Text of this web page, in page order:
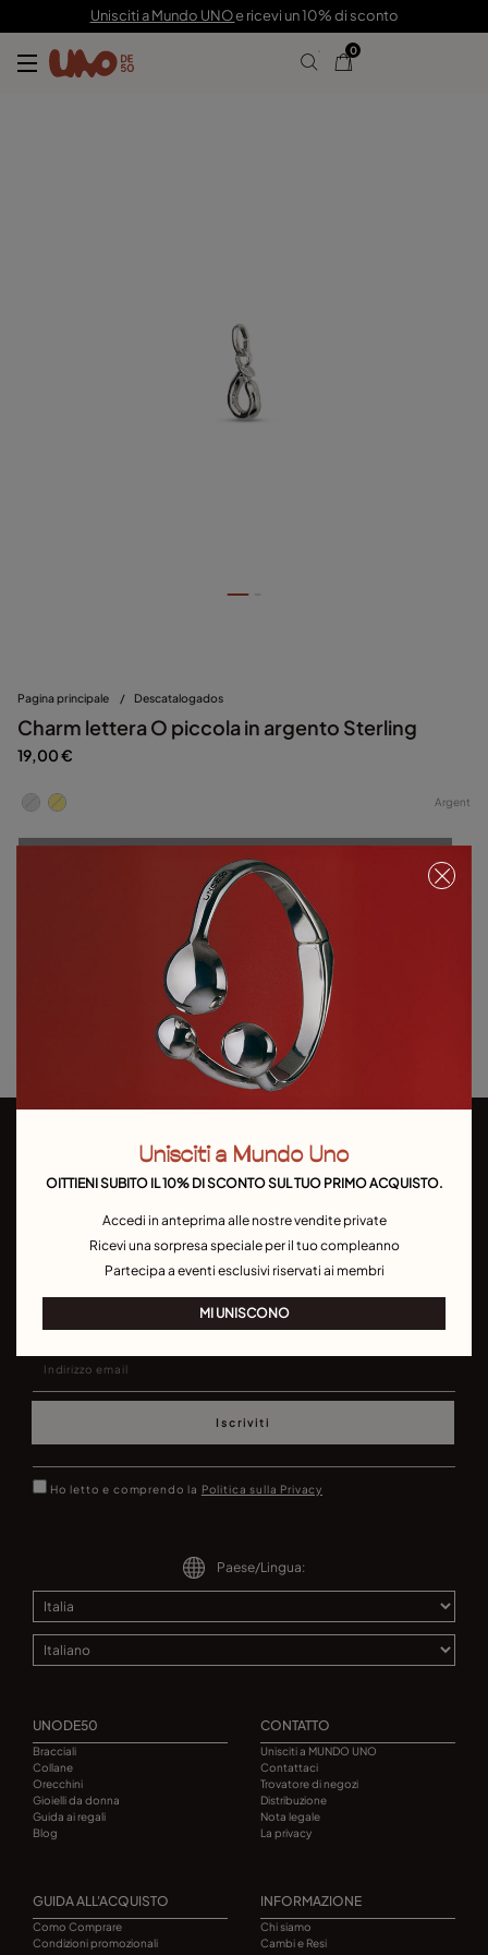
Unisciti a Mundo UNOe ricevi un 10% di sconto
0
Pagina principale / Descatalogados
Charm lettera O piccola in argento Sterling
19,00 €
Argent
Esaurito
Articolo esaurito. Avvisami
Guida alle taglie e ai vestibilità
scriviti alla nostra newsletter
Non perderti le nostre ultime collezioni e promozioni
Iscriviti
Ho letto e comprendo la Politica sulla Privacy
Paese/Lingua:
UNODE50
Bracciali
Collane
Orecchini
Gioielli da donna
Guida ai regali
Blog
CONTATTO
Unisciti a MUNDO UNO
Contattaci
Trovatore di negozi
Distribuzione
Nota legale
La privacy
GUIDA ALL'ACQUISTO
Como Comprare
Condizioni promozionali
INFORMAZIONE
Chi siamo
Cambi e Resi
Unisciti a Mundo Uno
OITTIENI SUBITO IL 10% DI SCONTO SUL TUO PRIMO ACQUISTO.
Accedi in anteprima alle nostre vendite private
Ricevi una sorpresa speciale per il tuo compleanno
Partecipa a eventi esclusivi riservati ai membri
MI UNISCONO